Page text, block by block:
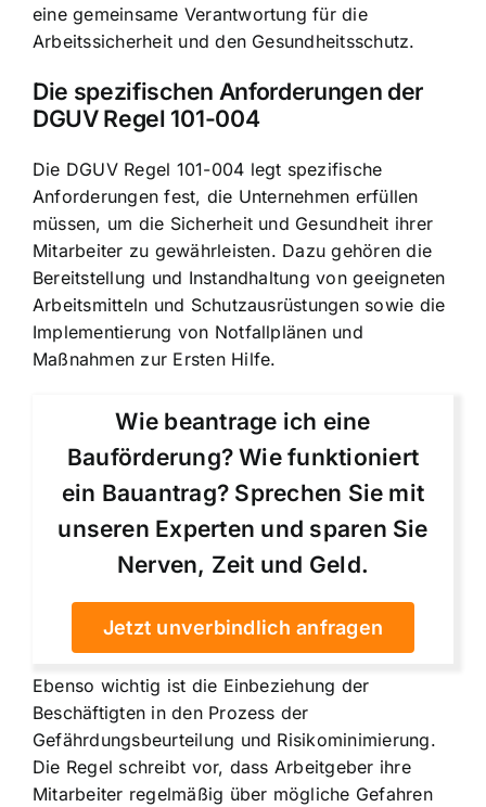
eine gemeinsame Verantwortung für die
Arbeitssicherheit und den Gesundheitsschutz.
Die spezifischen Anforderungen der
DGUV Regel 101-004
Die DGUV Regel 101-004 legt spezifische
Anforderungen fest, die Unternehmen erfüllen
müssen, um die Sicherheit und Gesundheit ihrer
Mitarbeiter zu gewährleisten. Dazu gehören die
Bereitstellung und Instandhaltung von geeigneten
Arbeitsmitteln und Schutzausrüstungen sowie die
Implementierung von Notfallplänen und
Maßnahmen zur Ersten Hilfe.
Wie beantrage ich eine
Bauförderung? Wie funktioniert
ein Bauantrag? Sprechen Sie mit
unseren Experten und sparen Sie
Nerven, Zeit und Geld.
Jetzt unverbindlich anfragen
Ebenso wichtig ist die Einbeziehung der
Beschäftigten in den Prozess der
Gefährdungsbeurteilung und Risikominimierung.
Die Regel schreibt vor, dass Arbeitgeber ihre
Mitarbeiter regelmäßig über mögliche Gefahren